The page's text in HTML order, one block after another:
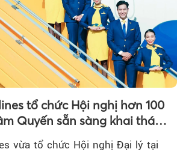
tổ chức Hội nghị hơn 100
Quyến sẵn sàng khai thác
TP.HCM - Thâm Quyến
vừa tổ chức Hội nghị Đại lý tại